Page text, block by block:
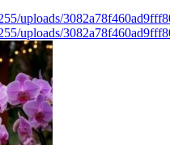
uploads/
uploads/